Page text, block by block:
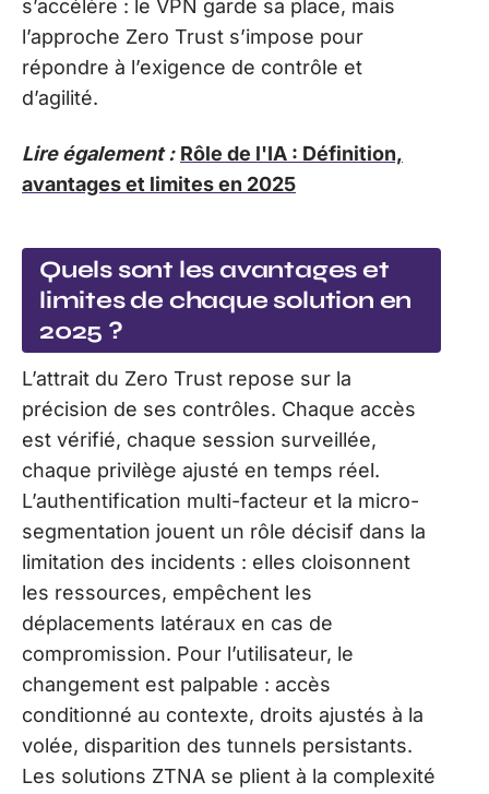
s’accélère : le VPN garde sa place, mais
l’approche Zero Trust s’impose pour
répondre à l’exigence de contrôle et
d’agilité.
Lire également : Rôle de l'IA : Définition,
avantages et limites en 2025
Quels sont les avantages et
limites de chaque solution en
2025 ?
L’attrait du Zero Trust repose sur la
précision de ses contrôles. Chaque accès
est vérifié, chaque session surveillée,
chaque privilège ajusté en temps réel.
L’authentification multi-facteur et la micro-
segmentation jouent un rôle décisif dans la
limitation des incidents : elles cloisonnent
les ressources, empêchent les
déplacements latéraux en cas de
compromission. Pour l’utilisateur, le
changement est palpable : accès
conditionné au contexte, droits ajustés à la
volée, disparition des tunnels persistants.
Les solutions ZTNA se plient à la complexité